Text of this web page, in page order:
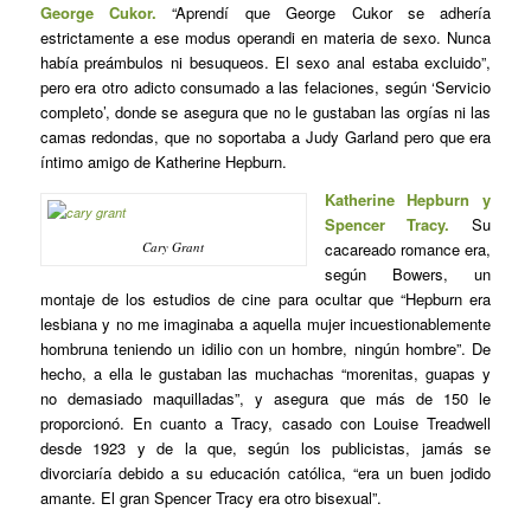
George Cukor. “Aprendí que George Cukor se adhería
estrictamente a ese modus operandi en materia de sexo. Nunca
había preámbulos ni besuqueos. El sexo anal estaba excluido”,
pero era otro adicto consumado a las felaciones, según ‘Servicio
completo’, donde se asegura que no le gustaban las orgías ni las
camas redondas, que no soportaba a Judy Garland pero que era
íntimo amigo de Katherine Hepburn.
Cary Grant
Katherine Hepburn y
Spencer Tracy. Su
cacareado romance era,
según Bowers, un
montaje de los estudios de cine para ocultar que “Hepburn era
lesbiana y no me imaginaba a aquella mujer incuestionablemente
hombruna teniendo un idilio con un hombre, ningún hombre”. De
hecho, a ella le gustaban las muchachas “morenitas, guapas y
no demasiado maquilladas”, y asegura que más de 150 le
proporcionó. En cuanto a Tracy, casado con Louise Treadwell
desde 1923 y de la que, según los publicistas, jamás se
divorciaría debido a su educación católica, “era un buen jodido
amante. El gran Spencer Tracy era otro bisexual”.